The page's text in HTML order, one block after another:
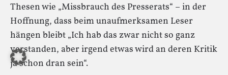
Thesen wie „Missbrauch des Presserats“ – in der
Hoffnung, dass beim unaufmerksamen Leser
hängen bleibt „Ich hab das zwar nicht so ganz
verstanden, aber irgend etwas wird an deren Kritik
ja schon dran sein“.